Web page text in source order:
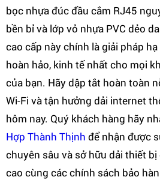
bọc nhựa đúc đầu cắm RJ45
bền bỉ và lớp vỏ nhựa PVC dẻo
cao cấp này chính là giải pháp
hoàn hảo, kinh tế nhất cho mọi
của bạn. Hãy dập tắt hoàn toàn
Wi-Fi và tận hưởng dải internet
hôm nay. Quý khách hàng hãy
Hợp Thành Thịnh để nhận được
chuyên sâu và sở hữu dải thiết
cao cùng các chính sách bảo